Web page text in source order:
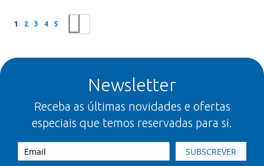
Página
Está a ler a página
1 Página
2 Página
3 Página
4 Página
5
Newsletter
Receba as últimas novidades e ofertas
especiais que temos reservadas para si.
SUBSCREVER